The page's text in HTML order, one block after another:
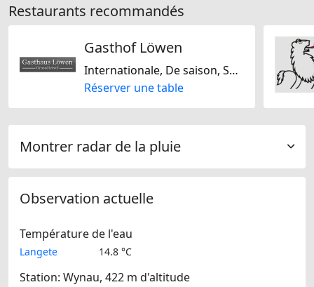
Restaurants recommandés
Gasthof Löwen
Internationale, De saison, Suisse, Européene, Europe Centrale
Réserver une table
Montrer radar de la pluie
Observation actuelle
Température de l'eau
Langete 14.8 °C
Station: Wynau, 422 m d'altitude